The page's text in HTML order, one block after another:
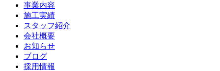
事業内容
施工実績
スタッフ紹介
会社概要
お知らせ
ブログ
採用情報